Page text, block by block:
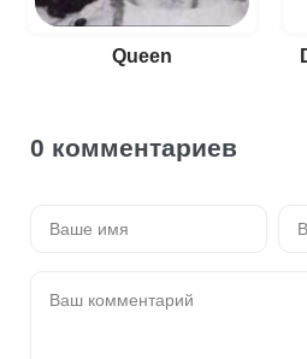
Queen
0 комментариев